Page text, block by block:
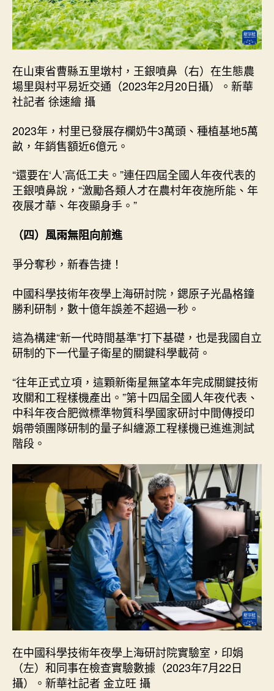
在山東省曹縣五里墩村，王銀噴鼻（右）在生態農
場里與村平易近交通（2023年2月20日攝）。新華
社記者 徐速繪 攝
2023年，村里已發展存欄奶牛3萬頭、種植基地5萬
畝，年銷售額近6億元。
“還要在‘人’高低工夫。”連任四屆全國人年夜代表的
王銀噴鼻說，“激勵各類人才在農村年夜施所能、年
夜展才華、年夜顯身手。”
（四）風雨無阻向前進
爭分奪秒，新春告捷！
中國科學技術年夜學上海研討院，鍶原子光晶格鐘
勝利研制，數十億年誤差不超過一秒。
這為構建“新一代時間基準”打下基礎，也是我國自立
研制的下一代量子衛星的關鍵科學載荷。
“往年正式立項，這顆新衛星無望本年完成關鍵技術
攻關和工程樣機產出。”第十四屆全國人年夜代表、
中科年夜合肥微標準物質科學國家研討中間傳授印
娟帶領團隊研制的量子糾纏源工程樣機已進進測試
階段。
在中國科學技術年夜學上海研討院實驗室，印娟
（左）和同事在檢查實驗數據（2023年7月22日
攝）。新華社記者 金立旺 攝